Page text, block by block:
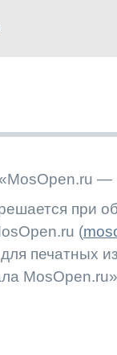
—
при
(
печатных